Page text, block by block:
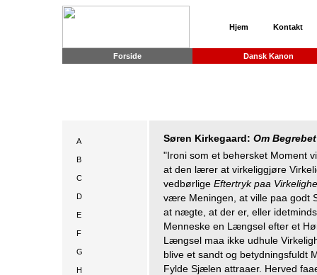
Hjem Kontakt
Forside Dansk Kanon
A
B
C
D
E
F
G
H
Søren Kirkegaard: Om
"Ironi som et behersket Moment
at den lærer at virkeliggjøre
vedbørlige Eftertryk paa
være Meningen, at ville paa godt
at nægte, at der er, eller
Menneske en Længsel efter et
Længsel maa ikke udhule
blive et sandt og betydningsfuldt
Fylde Sjælen attraaer. Herved